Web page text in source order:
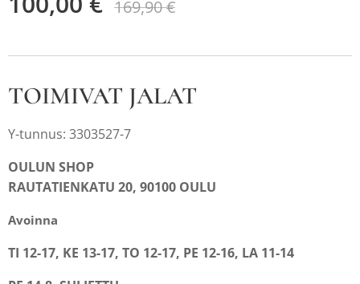
169,90€
TOIMIVAT JALAT
Y-tunnus: 3303527-7
OULUN SHOP
RAUTATIENKATU 20, 90100 OULU
Avoinna
TI 12-17, KE 13-17, TO 12-17, PE 12-16, LA 11-14